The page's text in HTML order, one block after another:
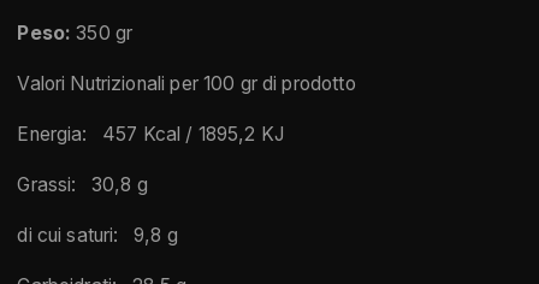
Peso: 350 gr
Valori Nutrizionali per 100 gr di prodotto
Energia: 457 Kcal / 1895,2 KJ
Grassi: 30,8 g
di cui saturi: 9,8 g